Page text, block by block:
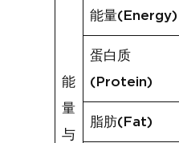
能
量
与
能量(Energy)
蛋白质
(Protein)
脂肪(Fat)